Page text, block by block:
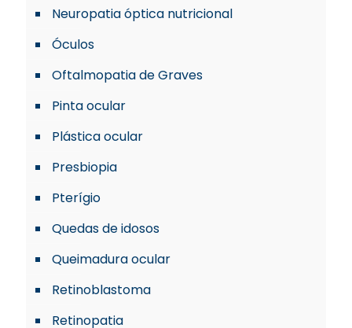
Neuropatia óptica nutricional
Óculos
Oftalmopatia de Graves
Pinta ocular
Plástica ocular
Presbiopia
Pterígio
Quedas de idosos
Queimadura ocular
Retinoblastoma
Retinopatia